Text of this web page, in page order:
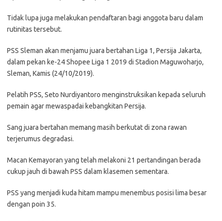
Tidak lupa juga melakukan pendaftaran bagi anggota baru dalam
rutinitas tersebut.
PSS Sleman akan menjamu juara bertahan Liga 1, Persija Jakarta,
dalam pekan ke-24 Shopee Liga 1 2019 di Stadion Maguwoharjo,
Sleman, Kamis (24/10/2019).
Pelatih PSS, Seto Nurdiyantoro menginstruksikan kepada seluruh
pemain agar mewaspadai kebangkitan Persija.
Sang juara bertahan memang masih berkutat di zona rawan
terjerumus degradasi.
Macan Kemayoran yang telah melakoni 21 pertandingan berada
cukup jauh di bawah PSS dalam klasemen sementara.
PSS yang menjadi kuda hitam mampu menembus posisi lima besar
dengan poin 35.